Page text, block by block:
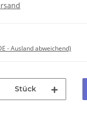
- Ausland abweichend)
Stück